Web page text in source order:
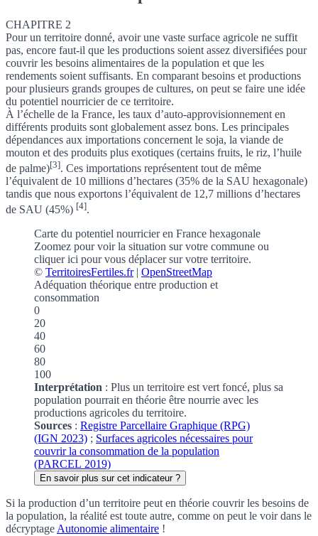
CHAPITRE 2
Pour un territoire donné, avoir une vaste surface agricole ne suffit
pas, encore faut-il que les productions soient assez diversifiées pour
couvrir les besoins alimentaires de la population et que les
rendements soient suffisants. En comparant besoins et productions
pour plusieurs grands groupes de cultures, on peut se faire une idée
du potentiel nourricierde ce territoire.
À l’échelle de la France, les taux d’auto-approvisionnement en
différents produits sont globalement assez bons. Les principales
dépendances aux importations concernent le soja, la viande de
mouton et des produits plus exotiques (certains fruits, le riz, l’huile
de palme)[3]. Ces importations représentent tout de même
l’équivalent de 10 millions d’hectares (35% de la SAU hexagonale)
tandis que nous exportons l’équivalent de 12,7 millions d’hectares
de SAU (45%) [4].
Carte du potentiel nourricier en France hexagonale
Zoomez pour voir la situation sur votre commune ou
cliquer ici pour vous déplacer sur votre territoire.
© TerritoiresFertiles.fr| OpenStreetMap
Adéquation théorique entre production et
consommation
0
20
40
60
80
100
Interprétation : Plus un territoire est vert foncé, plus sa
population pourrait en théorie être nourrie avec les
productions agricoles du territoire.
Sources : Registre Parcellaire Graphique (RPG)
(IGN 2023) ; Surfaces agricoles nécessaires pour
couvrir la consommation de la population
(PARCEL 2019)
En savoir plus sur cet indicateur ?
Si la production d’un territoire peut en théorie couvrir les besoins de
la population, la réalité est toute autre, comme on peut le voir dans le
décryptageAutonomie alimentaire !